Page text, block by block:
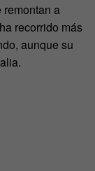
remontan a
recorrido más
aunque su